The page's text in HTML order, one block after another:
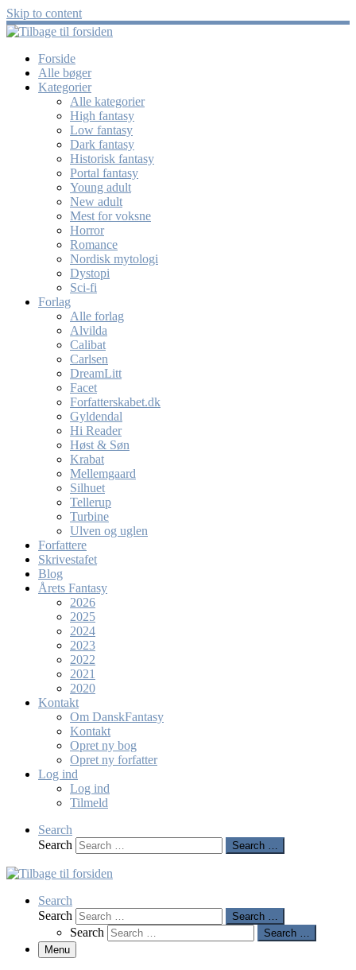
Skip to content
Forside
Alle bøger
Kategorier
Alle kategorier
High fantasy
Low fantasy
Dark fantasy
Historisk fantasy
Portal fantasy
Young adult
New adult
Mest for voksne
Horror
Romance
Nordisk mytologi
Dystopi
Sci-fi
Forlag
Alle forlag
Alvilda
Calibat
Carlsen
DreamLitt
Facet
Forfatterskabet.dk
Gyldendal
Hi Reader
Høst & Søn
Krabat
Mellemgaard
Silhuet
Tellerup
Turbine
Ulven og uglen
Forfattere
Skrivestafet
Blog
Årets Fantasy
2026
2025
2024
2023
2022
2021
2020
Kontakt
Om DanskFantasy
Kontakt
Opret ny bog
Opret ny forfatter
Log ind
Log ind
Tilmeld
Search
Search
Search …
Search
Search
Search …
Search
Search …
Menu